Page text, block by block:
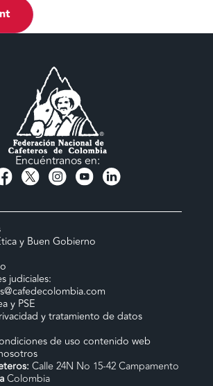
Encuéntranos en:
y Buen Gobierno
judiciales:
y PSE
y tratamiento de datos
de uso contenido web
Calle 24N No 15-42 Campamento
Colombia